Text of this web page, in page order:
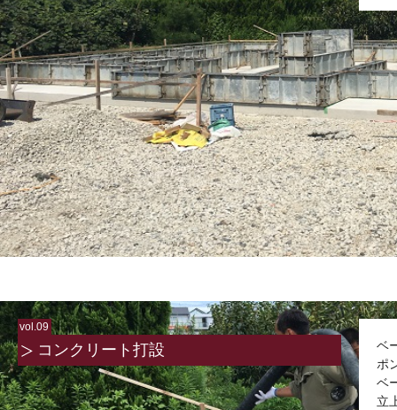
vol.09
コンクリート打設
ベ
ポ
ベ
立